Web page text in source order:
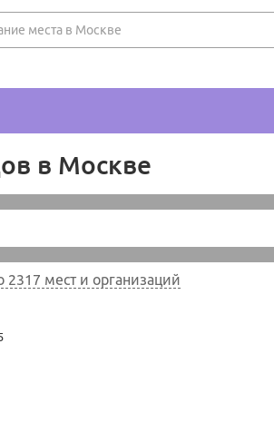
в Москве
2317 мест и организаций